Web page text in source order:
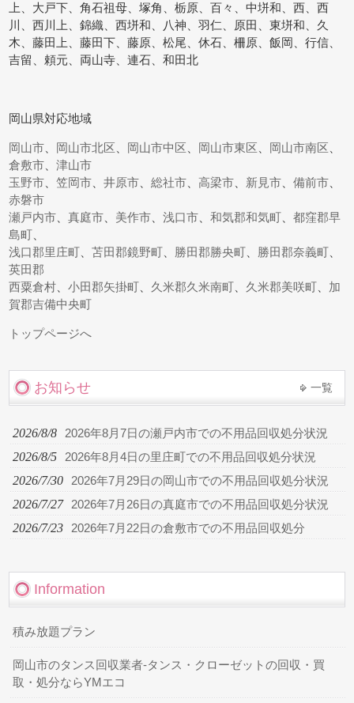
上、大戸下、角石祖母、塚角、栃原、百々、中垪和、西、西
川、西川上、錦織、西垪和、八神、羽仁、原田、東垪和、久
木、藤田上、藤田下、藤原、松尾、休石、柵原、飯岡、行信、
吉留、頼元、両山寺、連石、和田北
岡山県対応地域
岡山市 岡山市北区 岡山市中区 岡山市東区 岡山市南区
倉敷市 、津山市
玉野市 、笠岡市 、井原市 、総社市 、高梁市 新見市 、備前市
赤磐市
瀬戸内市 、真庭市 美作市 、浅口市 、和気郡和気町 、都窪郡早
島町
浅口郡里庄町 、苫田郡鏡野町 勝田郡勝央町 勝田郡奈義町
英田郡
西粟倉村 、小田郡矢掛町 久米郡久米南町 久米郡美咲町
加
賀郡吉備中央町
トップページへ
お知らせ 一覧
2026/8/8 2026年8月7日の瀬戸内市での不用品回収処分状況
2026/8/5 2026年8月4日の里庄町での不用品回収処分状況
2026/7/30 2026年7月29日の岡山市での不用品回収処分状況
2026/7/27 2026年7月26日の真庭市での不用品回収処分状況
2026/7/23 2026年7月22日の倉敷市での不用品回収処分
Information
積み放題プラン
岡山市のタンス回収業者-タンス・クローゼットの回収・買
取・処分ならYMエコ